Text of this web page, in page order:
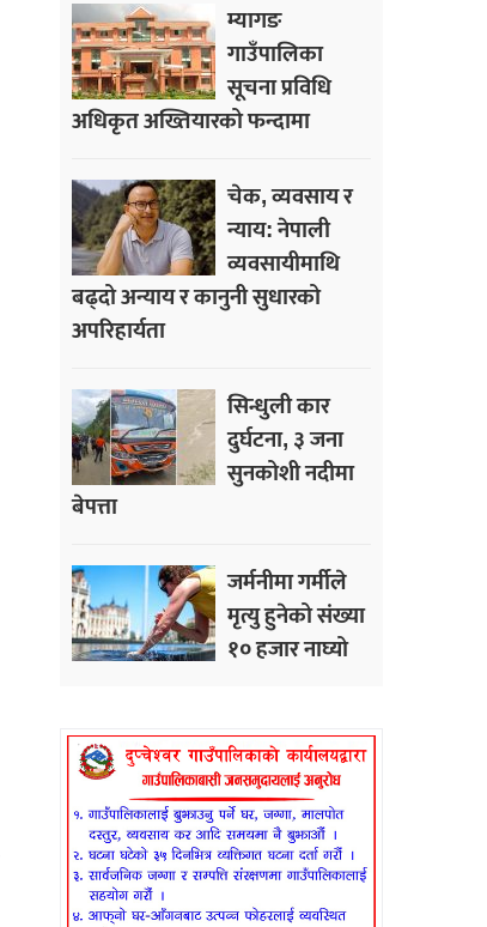
म्यागङ
गाउँपालिका
सूचना प्रविधि
अधिकृत अख्तियारको फन्दामा
चेक, व्यवसाय र
न्याय: नेपाली
व्यवसायीमाथि
बढ्दो अन्याय र कानुनी सुधारको
अपरिहार्यता
सिन्धुली कार
दुर्घटना, ३ जना
सुनकोशी नदीमा
बेपत्ता
जर्मनीमा गर्मीले
मृत्यु हुनेको संख्या
१० हजार नाघ्यो